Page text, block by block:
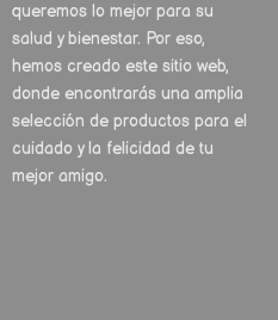
queremos lo mejor para su
salud y bienestar. Por eso,
hemos creado este sitio web,
donde encontrarás una amplia
selección de productos para el
cuidado y la felicidad de tu
mejor amigo.